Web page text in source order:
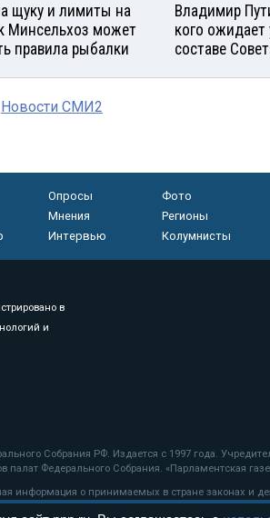
щуку и лимиты на
Минсельхоз может
правила рыбалки
Владимир
кого ожидает
составе
Новости СМИ2
Опросы
Фото
Мнения
Регионы
Интервью Колумнисты
в
и
Собрания РФ. Издается с 1997 года.
Федерального Собрания. «Парламентская
информация о принимаемых в стране законах и